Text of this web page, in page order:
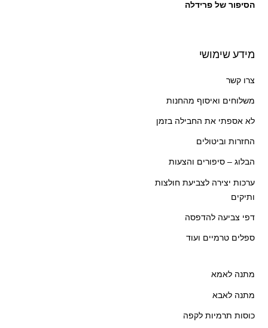
הסיפור של פרידלה
מידע שימושי
צרו קשר
משלוחים ואיסוף מהחנות
לא אספתי את החבילה בזמן
החזרות וביטולים
הבלוג – סיפורים והצעות
ערכות יצירה לצביעת חולצות
ותיקים
דפי צביעה להדפסה
ספלים טרמיים ועוד
מתנה לאמא
מתנה לאבא
כוסות תרמיות לקפה